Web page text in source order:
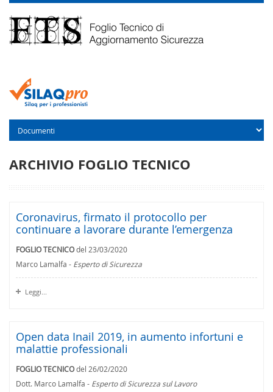
ARCHIVIO FOGLIO TECNICO
Coronavirus, firmato il protocollo per
continuare a lavorare durante l’emergenza
FOGLIO TECNICOdel 23/03/2020
Marco Lamalfa - Esperto di Sicurezza
Leggi...
Open data Inail 2019, in aumento infortuni e
malattie professionali
FOGLIO TECNICOdel 26/02/2020
Dott. Marco Lamalfa - Esperto di Sicurezza sul Lavoro